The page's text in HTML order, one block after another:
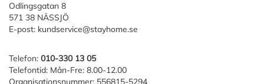
Odlingsgatan 8
571 38 NÄSSJÖ
E-post: kundservice@stayhome.se
Telefon: 010-330 13 05
Telefontid: Mån-Fre: 8.00-12.00
Organisationsnummer: 556815-5294